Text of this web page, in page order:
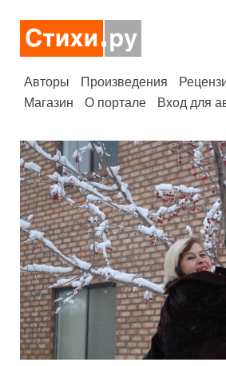
Авторы Произведения
Магазин
О портале Вход для